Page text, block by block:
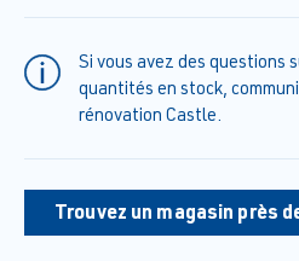
Si vous avez des questions
quantités en stock,
rénovation Castle.
Trouvez un magasin près